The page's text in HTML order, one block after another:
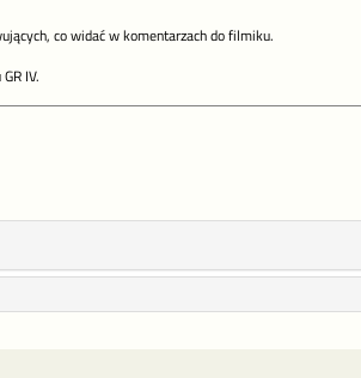
co widać w komentarzach do filmiku.
IV.